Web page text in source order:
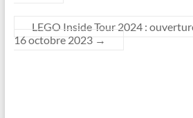
LEGO Inside Tour 2024 :
16 octobre 2023 →